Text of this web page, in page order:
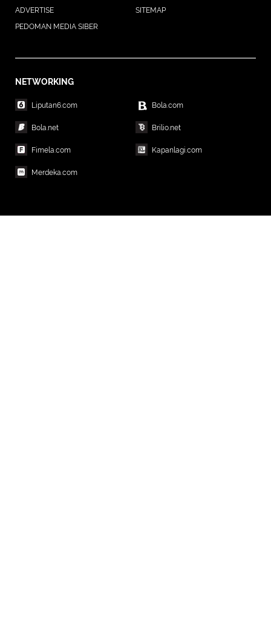
ADVERTISE
SITEMAP
PEDOMAN MEDIA SIBER
NETWORKING
Liputan6.com Bola.com
Bola.net Brilio.net
Fimela.com Kapanlagi.com
Merdeka.com